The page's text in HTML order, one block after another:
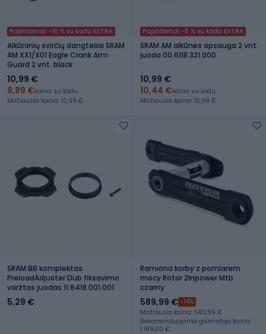
Papildomai -10 % su kodu EXTRA
Alkūninių svirčių dangteliai SRAM
AM XX1/X01 Eagle Crank Arm
Guard 2 vnt. black
10,99 €
9,89 €kaina su kodu
Mažiausia kaina: 10,99 €
Papildomai -5 % su kodu EXTRA
SRAM AM alkūnės apsauga 2 vnt.
juoda 00.6118.321.000
10,99 €
10,44 €kaina su kodu
Mažiausia kaina: 10,99 €
SRAM BB komplektas
PreloadAdjuster Dub fiksavimo
varžtas juodas 11.6418.001.001
5,29 €
Ramiona korby z pomiarem
mocy Rotor 2Inpower Mtb
czarny
589,99 € -14%
Mažiausia kaina: 683,99 €
Rekomenduojama gamintojo kaina:
1 169,00 €